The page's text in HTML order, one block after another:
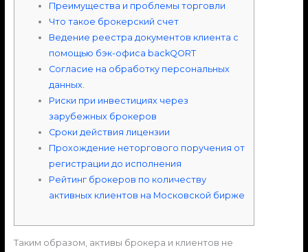
Преимущества и проблемы торговли
Что такое брокерский счет
Ведение реестра документов клиента с
помощью бэк-офиса backQORT
Согласие на обработку персональных
данных.
Риски при инвестициях через
зарубежных брокеров
Сроки действия лицензии
Прохождение неторгового поручения от
регистрации до исполнения
Рейтинг брокеров по количеству
активных клиентов на Московской бирже
Таким образом, активы брокера и клиентов не